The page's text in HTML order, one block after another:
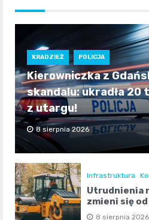
KRADZIEŻ POLICJA
Kierowniczka z
skandalu: ukradła 20
z utargu!
8 sierpnia 2026
Infrastruktura
Utrudnienia
zmieni się
8 sierpnia 2026